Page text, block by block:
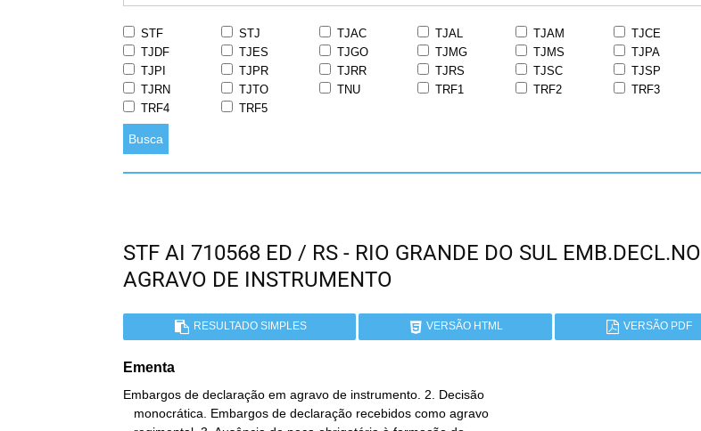
STF STJ TJAC TJAL TJAM
TJCE
TJDF
TJES TJGO TJMG TJMS
TJPA
TJPI
TJPR TJRR TJRS TJSC
TJSP
TJRN
TJTO TNU TRF1 TRF2
TRF3
TRF4
TRF5
Busca
STF AI 710568 ED / RS - RIO GRANDE DO SUL EMB.DECL.NO
AGRAVO DE INSTRUMENTO
RESULTADO SIMPLES VERSÃO HTML VERSÃO PDF
Ementa
Embargos de declaração em agravo de instrumento. 2. Decisão